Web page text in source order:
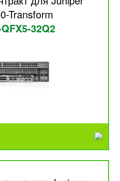
Transform
32Q2